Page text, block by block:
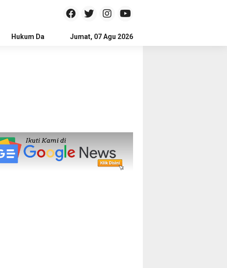
Hukum Dan Kriminal Politik Pendidikan
Jumat, 07 Agu 2026